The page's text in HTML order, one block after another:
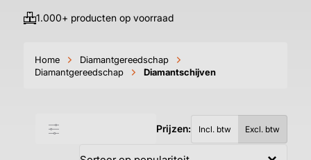
1.000+ producten op voorraad
Home
Diamantgereedschap
Diamantgereedschap
Diamantschijven
Prijzen: Incl. btw Excl. btw